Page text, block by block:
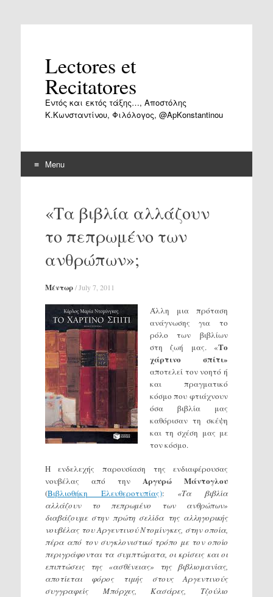
Lectores et
Recitatores
Εντός και εκτός τάξης…, Αποστόλης
Κ.Κωνσταντίνου, Φιλόλογος, @ApKonstantinou
Menu
content«Τα βιβλία αλλάζουν
το πεπρωμένο των
ανθρώπων»;
Μέντωρ/ July 7, 2011
Άλλη μια πρόταση
ανάγνωσης για το
ρόλο των βιβλίων
στη ζωή μας. «Το
χάρτινο σπίτι»
αποτελεί τον νοητό ή
και πραγματικό
κόσμο που φτιάχνουν
όσα βιβλία μας
καθόρισαν τη σκέψη
και τη σχέση μας με
τον κόσμο.
Η ενδελεχής παρουσίαση της ενδιαφέρουσας
νουβέλας από τηνΑργυρώ Μάντογλου
(Βιβλιοθήκη Ελευθεροτυπίας): «Τα βιβλία
αλλάζουν το πεπρωμένο των ανθρώπων»
διαβάζουμε στην πρώτη σελίδα της αλληγορικής
νουβέλας του Αργεντινού Ντομίνγκες, στην οποία,
πέρα από τον συγκλονιστικό τρόπο με τον οποίο
περιγράφονται τα συμπτώματα, οι κρίσεις και οι
επιπτώσεις της «ασθένειας» της βιβλιομανίας,
αποτίεται φόρος τιμής στους Αργεντινούς
συγγραφείς Μπόρχες, Κασάρες, Τζούλιο